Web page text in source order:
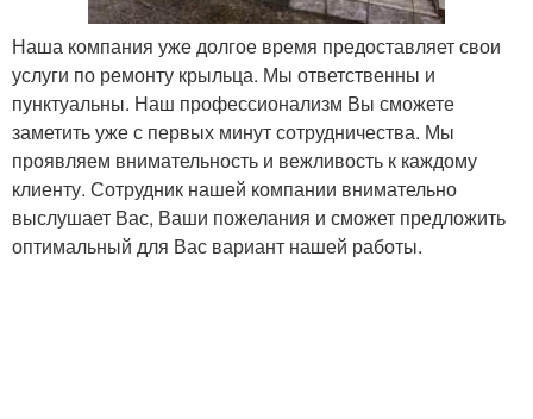
Наша компания уже долгое время предоставляет свои
услуги по ремонту крыльца. Мы ответственны и
пунктуальны. Наш профессионализм Вы сможете
заметить уже с первых минут сотрудничества. Мы
проявляем внимательность и вежливость к каждому
клиенту. Сотрудник нашей компании внимательно
выслушает Вас, Ваши пожелания и сможет предложить
оптимальный для Вас вариант нашей работы.